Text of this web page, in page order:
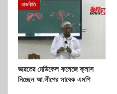
রাজনীতি
ভারতের মেডিকেল কলেজে ক্লাস
নিচ্ছেন আ.লীগের সাবেক এমপি